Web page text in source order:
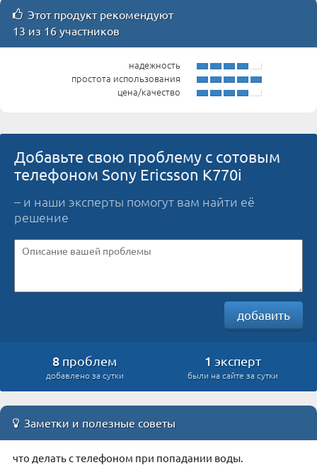
Этот продукт рекомендуют
13 из 16 участников
надежность
простота использования
цена/качество
Добавьте свою проблему с сотовым
телефоном Sony Ericsson K770i
– и наши эксперты помогут вам найти её
решение
добавить
8 проблем
добавлено за сутки
1 эксперт
были на сайте за сутки
Заметки и полезные советы
что делать с телефоном при попадании воды.